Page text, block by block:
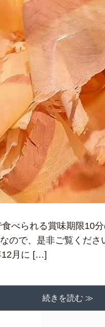
べられる賞味期限10
ので、是非ご覧くだ
12月に […]
続きを読む ≫